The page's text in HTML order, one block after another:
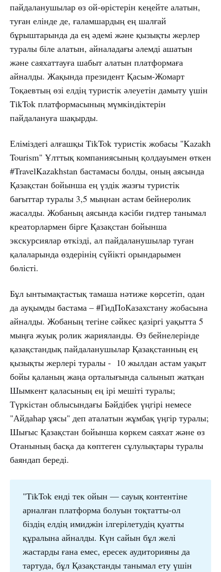
пайдаланушылар өз ой-өрістерін кеңейте алатын,
туған елінде де, ғаламшардың ең шалғай
бұрыштарында да ең әдемі және қызықты жерлер
туралы біле алатын, айналадағы әлемді ашатын
және саяхаттауға шабыт алатын платформаға
айналды. Жақында президент Қасым-Жомарт
Тоқаевтың өзі елдің туристік әлеуетін дамыту үшін
TikTok платформасының мүмкіндіктерін
пайдалануға шақырды.
Еліміздегі алғашқы TikTok туристік жобасы "Kazakh
Tourism" Ұлттық компаниясының қолдауымен өткен
#TravelKazakhstan бастамасы болды, оның аясында
Қазақстан бойынша ең үздік жазғы туристік
бағыттар туралы 3,5 мыңнан астам бейнеролик
жасалды. Жобаның аясында кәсіби гидтер танымал
креаторлармен бірге Қазақстан бойынша
экскурсиялар өткізді, ал пайдаланушылар туған
қалаларында өздерінің сүйікті орындарымен
бөлісті.
Бұл ынтымақтастық тамаша нәтиже көрсетіп, одан
да ауқымды бастама – #ГидПоКазахстану жобасына
айналды. Жобаның тегіне сәйкес қазіргі уақытта 5
мыңға жуық ролик жарияланды. Өз бейнелерінде
қазақстандық пайдаланушылар Қазақстанның ең
қызықты жерлері туралы - 10 жылдан астам уақыт
бойы қаланың жаңа орталығында салынып жатқан
Шымкент қаласының ең ірі мешіті туралы;
Түркістан облысындағы Бәйдібек үңгірі немесе
"Айдаһар ұясы" деп аталатын жұмбақ үңгір туралы;
Шығыс Қазақстан бойынша көркем саяхат және өз
Отанының басқа да көптеген сұлулықтары туралы
баяндап береді.
"TikTok енді тек ойын — сауық контентіне
арналған платформа болуын тоқтатты-ол
біздің елдің имиджін ілгерілетудің қуатты
құралына айналды. Күн сайын бұл желі
жастарды ғана емес, ересек аудиторияны да
тартуда, бұл Қазақстанды танымал ету үшін